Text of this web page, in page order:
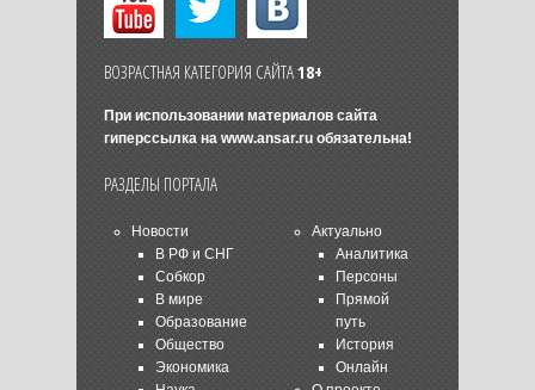
ВОЗРАСТНАЯ КАТЕГОРИЯ САЙТА18+
При использовании материалов сайта
гиперссылка на www.ansar.ruобязательна!
РАЗДЕЛЫ ПОРТАЛА
Новости
В РФ и СНГ
Собкор
В мире
Образование
Общество
Экономика
Актуально
Аналитика
Персоны
Прямой
путь
История
Онлайн